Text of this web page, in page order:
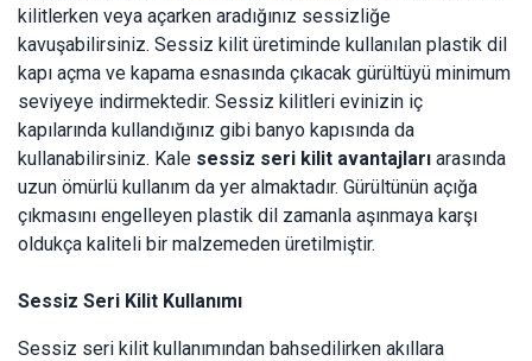
kilitlerken veya açarken aradığınız sessizliğe
kavuşabilirsiniz. Sessiz kilit üretiminde kullanılan plastik dil
kapı açma ve kapama esnasında çıkacak gürültüyü minimum
seviyeye indirmektedir. Sessiz kilitleri evinizin iç
kapılarında kullandığınız gibi banyo kapısında da
kullanabilirsiniz. Kale sessiz seri kilit avantajları arasında
uzun ömürlü kullanım da yer almaktadır. Gürültünün açığa
çıkmasını engelleyen plastik dil zamanla aşınmaya karşı
oldukça kaliteli bir malzemeden üretilmiştir.
Sessiz Seri Kilit Kullanımı
Sessiz seri kilit kullanımından bahsedilirken akıllara